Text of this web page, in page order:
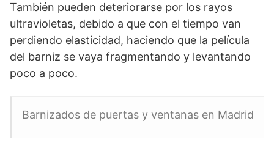
También pueden deteriorarse por los rayos
ultravioletas, debido a que con el tiempo van
perdiendo elasticidad, haciendo que la película
del barniz se vaya fragmentando y levantando
poco a poco.
Barnizados de puertas y ventanas en Madrid